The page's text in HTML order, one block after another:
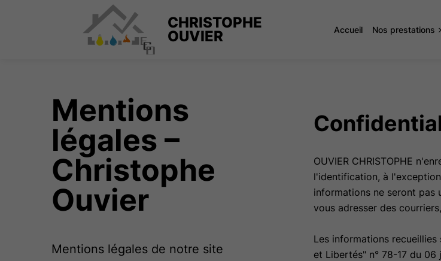
CHRISTOPHE
OUVIER Accueil Nos prestations
Mentions
légales –
Christophe
Ouvier
Mentions légales de notre site
OUVIER CHRISTOPHE
l'identification, à
informations ne seront pas
vous adresser des
Les informations
et Libertés" n° 78-17 du